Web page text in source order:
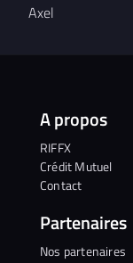
Axel
A propos
RIFFX
Crédit Mutuel
Contact
Partenaires
Nos partenaires